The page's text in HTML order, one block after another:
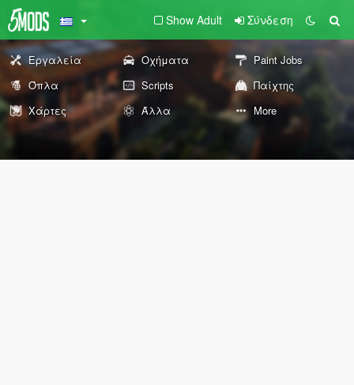
Show Adult Σύνδεση
Εργαλεία Οχήματα
Paint Jobs
Όπλα
Scripts
Παίχτης
Χάρτες
Άλλα More